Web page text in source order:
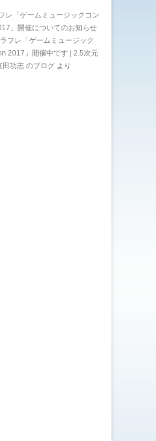
レ「ゲームミュージックコン
」開催についてのお知らせ
フレ「ゲームミュージック
2017」開催中です | 2.5次元
田功志 のブログ より